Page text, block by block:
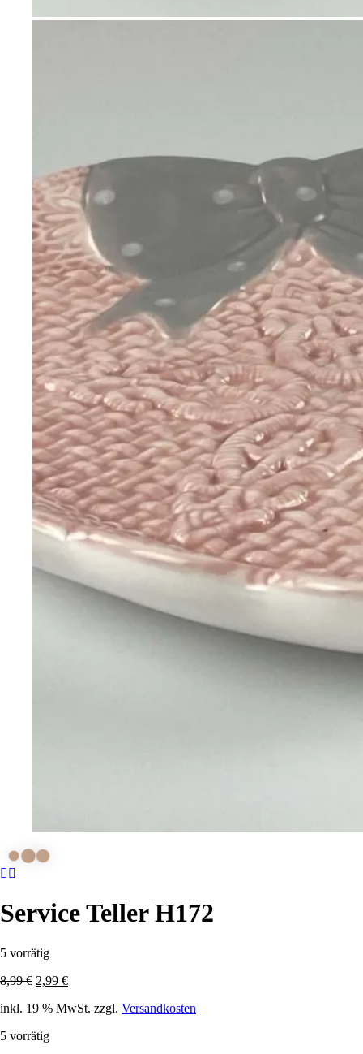
Service Teller H172
5 vorrätig
8,99€ Ursprünglicher
war:
2,99 €Aktueller
ist:
inkl. 19 % MwSt. zzgl. Versandkosten
5 vorrätig